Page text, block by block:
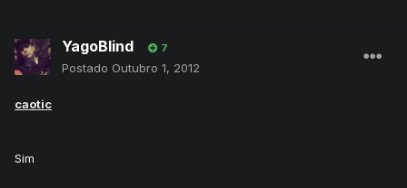
YagoBlind 7
Postado Outubro 1, 2012
caotic
Sim